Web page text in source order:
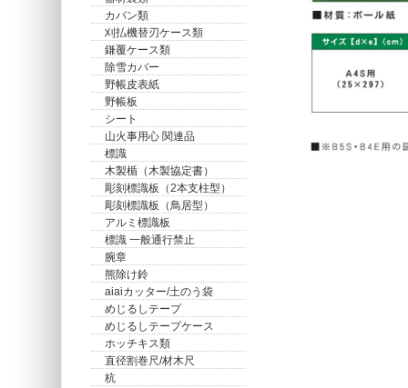
カバン類
刈払機替刃ケース類
鎌覆ケース類
除雪カバー
野帳皮表紙
野帳板
シート
山火事用心 関連品
標識
木製楯（木製協定書）
彫刻標識板（2本支柱型）
彫刻標識板（鳥居型）
アルミ標識板
標識 一般通行禁止
腕章
熊除け鈴
aiaiカッター/土のう袋
めじるしテープ
めじるしテープケース
ホッチキス類
直径割巻尺/材木尺
杭